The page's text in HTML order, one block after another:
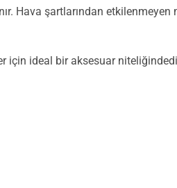
Hava şartlarından
için ideal bir aksesuar